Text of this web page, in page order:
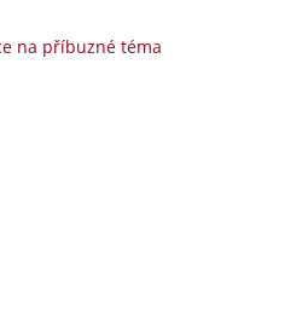
na příbuzné téma